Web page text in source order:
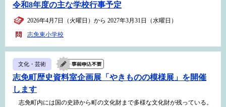
令和8年度の主な学校行事予定
2026年4月7日（火曜日）から 2027年3月31日（水曜日）
志免東小学校
文化・芸術
志免町歴史資料室企画展「やきものの模様展」を開催
します
志免町内には国の史跡から町の文化財まで多様な文化財が残っている。